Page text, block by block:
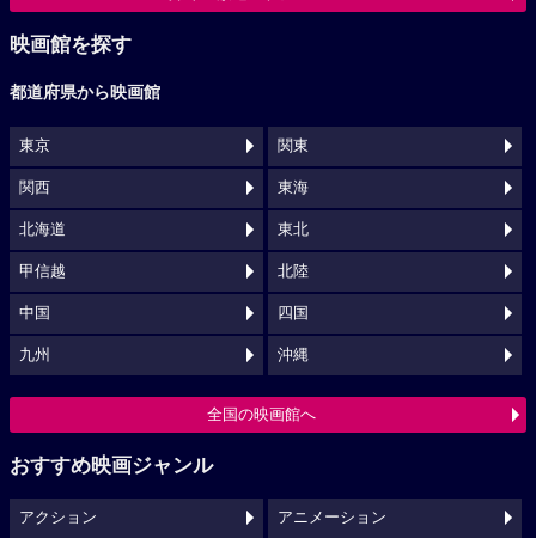
映画館を探す
都道府県から映画館
東京 関東
関西 東海
北海道 東北
甲信越 北陸
中国 四国
九州 沖縄
全国の映画館へ
おすすめ映画ジャンル
アクション アニメーション